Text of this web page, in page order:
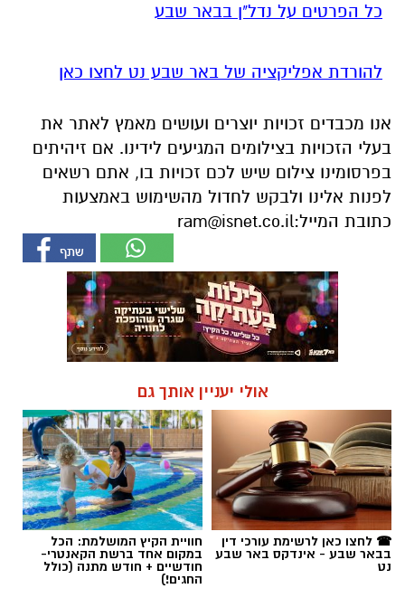
כל הפרטים על נדל"ן בבאר שבע
להורדת אפליקציה של באר שבע נט לחצו כאן
אנו מכבדים זכויות יוצרים ועושים מאמץ לאתר את
בעלי הזכויות בצילומים המגיעים לידינו. אם זיהיתים
בפרסומינו צילום שיש לכם זכויות בו, אתם רשאים
לפנות אלינו ולבקש לחדול מהשימוש באמצעות
כתובת המייל:ram@isnet.co.il
אולי יעניין אותך גם
☎ לחצו כאן לרשימת עורכי דין
בבאר שבע - אינדקס באר שבע
נט
חוויית הקיץ המושלמת: הכל
במקום אחד ברשת הקאנטרי-
חודשיים + חודש מתנה (כולל
החגים!)